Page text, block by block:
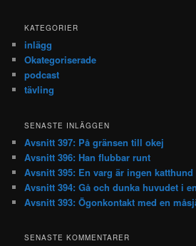
KATEGORIER
inlägg
Okategoriserade
podcast
tävling
SENASTE INLÄGGEN
Avsnitt 397: På gränsen till okej
Avsnitt 396: Han flubbar runt
Avsnitt 395: En varg är ingen katthund
Avsnitt 394: Gå och dunka huvudet i
Avsnitt 393: Ögonkontakt med en
SENASTE KOMMENTARER